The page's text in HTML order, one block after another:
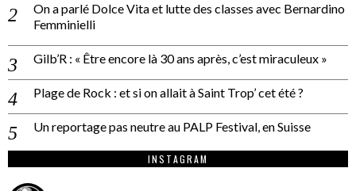
On a parlé Dolce Vita et lutte des classes avec Bernardino
Femminielli
Gilb’R : « Être encore là 30 ans après, c’est miraculeux »
Plage de Rock : et si on allait à Saint Trop’ cet été ?
Un reportage pas neutre au PALP Festival, en Suisse
INSTAGRAM